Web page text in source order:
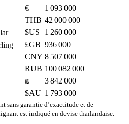
€
1 093 000
THB 42 000 000
$US
1 260 000
£GB 936 000
CNY 8 507 000
RUB 100 082 000
₪
3 842 000
$AU 1 793 000
sans garantie d’exactitude et de
est indiqué en devise thaïlandaise.